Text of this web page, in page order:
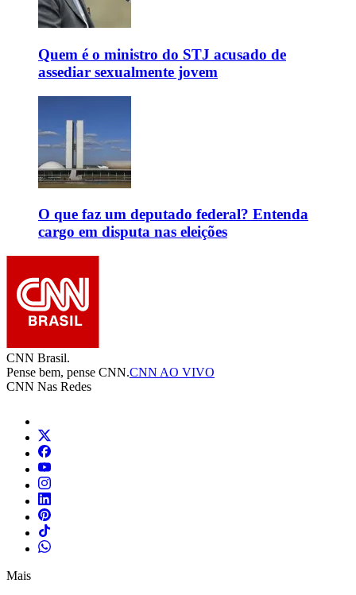
Quem é o ministro do STJ acusado de
assediar sexualmente jovem
O que faz um deputado federal? Entenda
cargo em disputa nas eleições
CNN Brasil.
Pense bem, pense CNN.CNN AO VIVO
CNN Nas Redes
Mais